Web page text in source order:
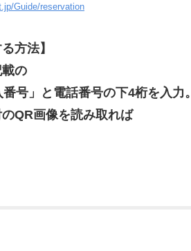
Guide/reservation
方法】
の
号」と電話番号の下4桁を入力。
QR画像を読み取れば